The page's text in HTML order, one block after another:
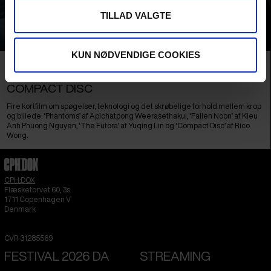
TILLAD VALGTE
KUN NØDVENDIGE COOKIES
PHANTOMS + FALLEN NOON + THE FUTORA +
COMPACT DISC
Fire kortfilm om spøgelser, teknologi og det skrøbelige forhold mellem krop
og billede: ‘Phantoms’ af Apichatpong Weerasethakul, ‘Fallen Noon’ af Kieu
Anh Phuong Nguyen, ‘The Futora’ af Yuqing Lin og ‘Compact Disc’ af Rico
Wong.
CPH:DOX
Flæsketorvet 60, 3s
1711 Copenhagen V
Denmark
CVR 31285569
FESTIVAL 2026 DA STREAMING